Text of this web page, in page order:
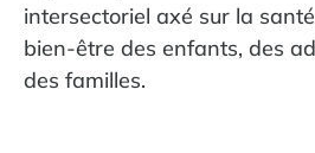
intersectoriel axé sur la
bien-être des enfants, des
des familles.